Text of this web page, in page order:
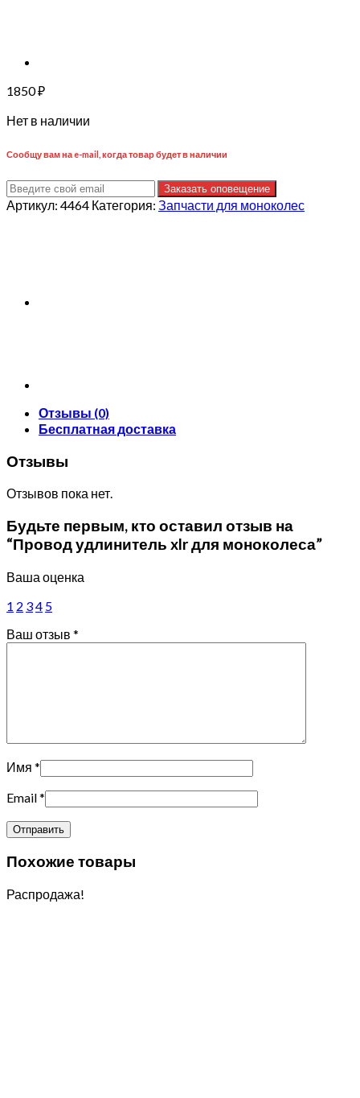
1850₽
Нет в наличии
Сообщу вам на e-mail, когда товар будет в наличии
Заказать оповещение
Артикул: 4464 Категория: Запчасти для моноколес
Отзывы (0)
Бесплатная доставка
Отзывы
Отзывов пока нет.
Будьте первым, кто оставил отзыв на
“Провод удлинитель xlr для моноколеса”
Ваша оценка
1 2 34 5
Ваш отзыв *
Имя *
Email*
Похожие товары
Распродажа!